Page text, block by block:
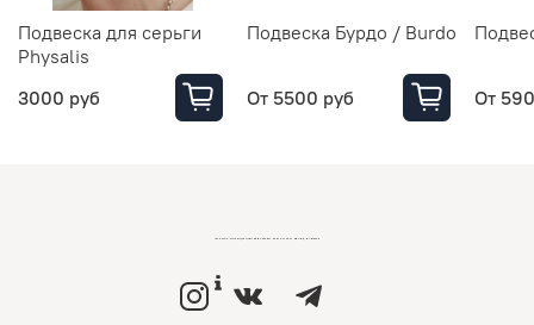
Подвеска для серьги
Physalis
3000 руб
Подвеска Бурдо / Burdo
От 5500 руб От
LOVEMONO МАГАЗИН УКРАШЕНИЙ ИЗ СЕРЕБРА И ЗОЛОТА РОССИЙСКИХ ДИЗАЙНЕРОВ